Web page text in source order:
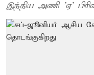
இந்திய அணி 'ஏ'